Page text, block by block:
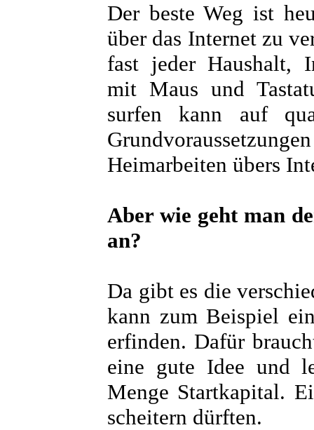
Der beste Weg ist
über das Internet zu
fast jeder Haushalt,
mit Maus und
surfen kann auf
Heimarbeiten übers
Aber wie geht man
an?
Da gibt es die
kann zum Beispiel
erfinden. Dafür
eine gute Idee und
Menge Startkapital.
scheitern dürften.